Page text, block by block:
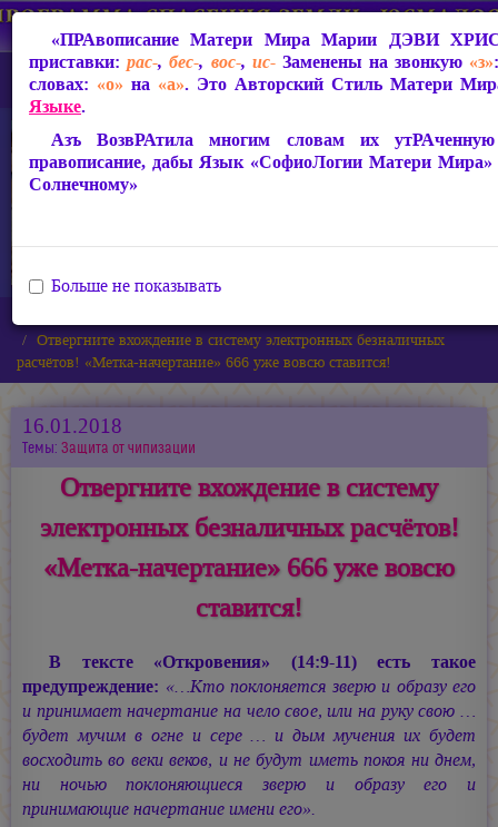
Отвергните вхождение в систему электронных безналичных
расчётов! «Метка-начертание» 666 уже вовсю ставится!
16.01.2018
Темы: Защита от чипизации
Отвергните вхождение в систему
электронных безналичных расчётов!
«Метка-начертание» 666 уже вовсю
ставится!
В тексте «Откровения» (14:9-11) есть такое
предупреждение: «…Кто поклоняется зверю и образу его
и принимает начертание на чело свое, или на руку свою …
будет мучим в огне и сере … и дым мучения их будет
восходить во веки веков, и не будут иметь покоя ни днем,
ни ночью поклоняющиеся зверю и образу его и
принимающие начертание имени его».
«ПРАвописание Матери МираМарии ДЭВИ
приставки:рас-,бес-, вос-, ис-Заменены на звонкую «з»
словах: «о» на «а». Это Авторский Стиль Матери
Языке.
Азъ ВозвРАтила многим словам их утРАченную
правописание, дабы Язык «СофиоЛогии Матери
Солнечному»
Больше не показывать